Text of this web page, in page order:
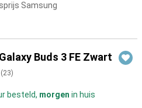
Samsung
Buds 3 FE Zwart
(23)
besteld, morgen in huis